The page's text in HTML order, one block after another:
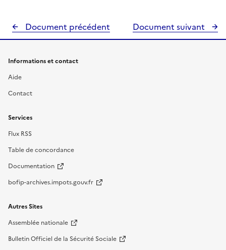
Document précédent Document suivant
Informations et contact
Aide
Contact
Services
Flux RSS
Table de concordance
Documentation
bofip-archives.impots.gouv.fr
Autres Sites
Assemblée nationale
Bulletin Officiel de la Sécurité Sociale